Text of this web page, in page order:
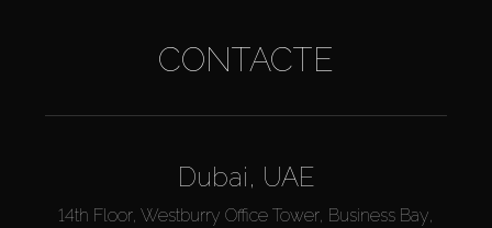
CONTACTE
Dubai, UAE
14th Floor, Westburry Office Tower, Business Bay,